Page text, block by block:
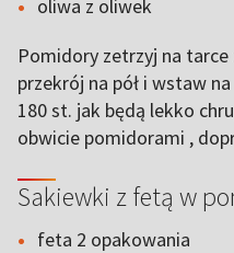
oliwa z oliwek
Pomidory zetrzyj na
przekrój na pół i wstaw
180 st. jak będą lekko
obwicie pomidorami ,
Sakiewki z fetą w
feta 2 opakowania